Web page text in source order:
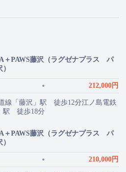
＋PAWS藤沢（ラグゼナプラス パ
212,000円
線「藤沢」駅 徒歩12分江ノ島電鉄
駅 徒歩18分
＋PAWS藤沢（ラグゼナプラス パ
210,000円